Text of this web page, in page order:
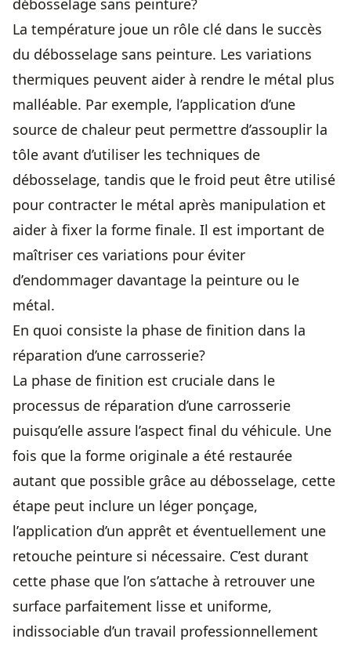
débosselage sans peinture?
La température joue un rôle clé dans le succès
du débosselage sans peinture. Les variations
thermiques peuvent aider à rendre le métal plus
malléable. Par exemple, l’application d’une
source de chaleur peut permettre d’assouplir la
tôle avant d’utiliser les techniques de
débosselage, tandis que le froid peut être utilisé
pour contracter le métal après manipulation et
aider à fixer la forme finale. Il est important de
maîtriser ces variations pour éviter
d’endommager davantage la peinture ou le
métal.
En quoi consiste la phase de finition dans la
réparation d’une carrosserie?
La phase de finition est cruciale dans le
processus de réparation d’une carrosserie
puisqu’elle assure l’aspect final du véhicule. Une
fois que la forme originale a été restaurée
autant que possible grâce au débosselage, cette
étape peut inclure un léger ponçage,
l’application d’un apprêt et éventuellement une
retouche peinture si nécessaire. C’est durant
cette phase que l’on s’attache à retrouver une
surface parfaitement lisse et uniforme,
indissociable d’un travail professionnellement